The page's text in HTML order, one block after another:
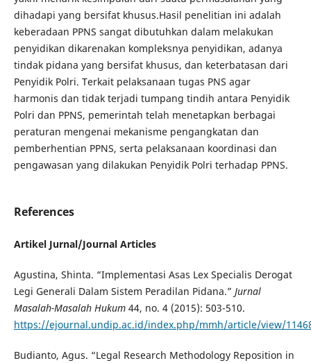
dihadapi yang bersifat khusus.Hasil penelitian ini adalah
keberadaan PPNS sangat dibutuhkan dalam melakukan
penyidikan dikarenakan kompleksnya penyidikan, adanya
tindak pidana yang bersifat khusus, dan keterbatasan dari
Penyidik Polri. Terkait pelaksanaan tugas PNS agar
harmonis dan tidak terjadi tumpang tindih antara Penyidik
Polri dan PPNS, pemerintah telah menetapkan berbagai
peraturan mengenai mekanisme pengangkatan dan
pemberhentian PPNS, serta pelaksanaan koordinasi dan
pengawasan yang dilakukan Penyidik Polri terhadap PPNS.
References
Artikel Jurnal/Journal Articles
Agustina, Shinta. “Implementasi Asas Lex Specialis Derogat
Legi Generali Dalam Sistem Peradilan Pidana.” Jurnal
Masalah-Masalah Hukum44, no. 4 (2015): 503-510.
https://ejournal.undip.ac.id/index.php/mmh/article/view/
Budianto, Agus. “Legal Research Methodology Reposition in